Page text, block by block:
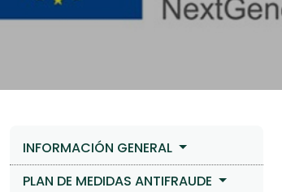
INFORMACIÓN GENERAL
PLAN DE MEDIDAS ANTIFRAUDE